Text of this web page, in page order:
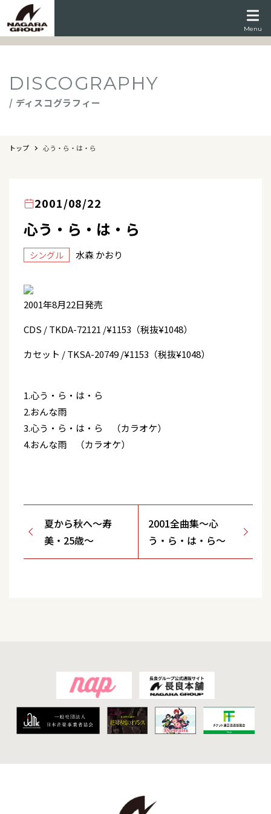
Menu
DISCOGRAPHY
/ ディスコグラフィー
トップ 心う・ら・は・ら
2001/08/22
心う・ら・は・ら
シングル 水森 かおり
2001年8月22日発売
CDS / TKDA-72121 /¥1153（税抜¥1048）
カセット / TKSA-20749 /¥1153（税抜¥1048）
1.心う・ら・は・ら
2.おんな雨
3.心う・ら・は・ら （カラオケ）
4.おんな雨 （カラオケ）
夏から秋へ〜寿
美・25歳〜
2001全曲集～心
う・ら・は・ら～